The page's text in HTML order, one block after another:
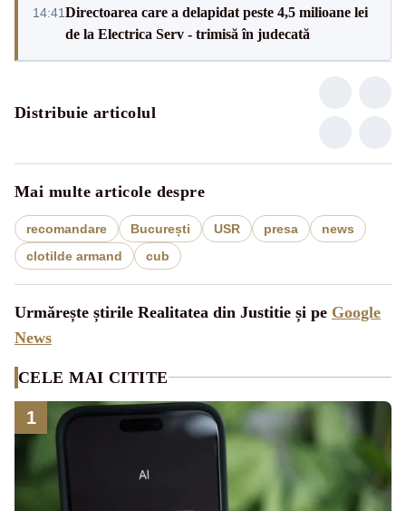
14:41Directoarea care a delapidat peste 4,5 milioane lei
de la Electrica Serv - trimisă în judecată
Distribuie articolul
Mai multe articole despre
recomandare București USR presa
news
clotilde armand
cub
Urmărește știrile Realitatea din Justitie și pe Google
News
CELE MAI CITITE
1